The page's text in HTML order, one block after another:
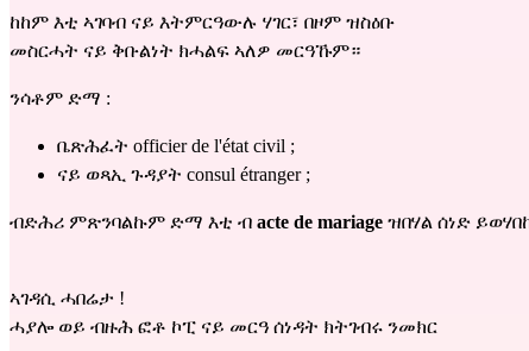
ከከም እቲ ኣገባብ ናይ እትምርዓውሉ ሃገር፣ በዞም ዝስዕቡ
መስርሓት ናይ ቅቡልነት ክሓልፍ ኣለዎ መርዓኹም።
ንሳቶም ድማ :
ቤጽሕፈት officier de l'état civil ;
ናይ ወጻኢ ጉዳያት consul étranger ;
ብድሕሪ ምጽንባልኩም ድማ እቲ ብ acte de mariage ዝበሃል ሰነድ
ኣገዳሲ ሓበሬታ !
ሓያሎ ወይ ብዙሕ ፎቶ ኮፒ ናይ መርዓ ሰነዳት ክትገብሩ ንመክር